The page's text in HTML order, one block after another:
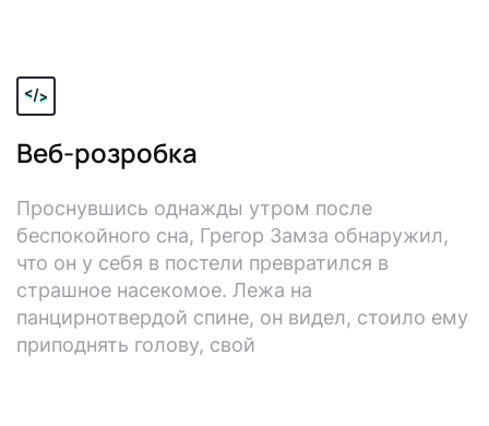
r
s
O
u
t
s
Веб-розробка
Проснувшись однажды утром после
беспокойного сна, Грегор Замза обнаружил,
что он у себя в постели превратился в
страшное насекомое. Лежа на
панцирнотвердой спине, он видел, стоило ему
приподнять голову, свой